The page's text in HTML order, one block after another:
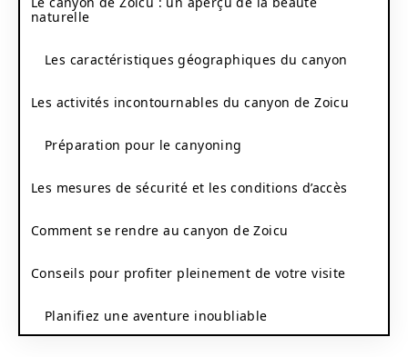
naturelle
Les caractéristiques géographiques du canyon
Les activités incontournables du canyon de Zoicu
Préparation pour le canyoning
Les mesures de sécurité et les conditions d’accès
Comment se rendre au canyon de Zoicu
Conseils pour profiter pleinement de votre visite
Planifiez une aventure inoubliable